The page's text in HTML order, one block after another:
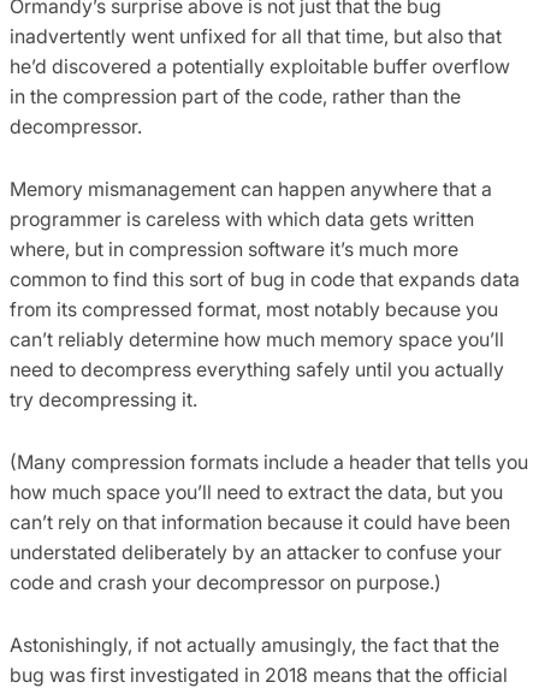
Ormandy’s surprise above is not just that the bug
inadvertently went unfixed for all that time, but also that
he’d discovered a potentially exploitable buffer overflow
in the compression part of the code, rather than the
decompressor.
Memory mismanagement can happen anywhere that a
programmer is careless with which data gets written
where, but in compression software it’s much more
common to find this sort of bug in code that expands data
from its compressed format, most notably because you
can’t reliably determine how much memory space you’ll
need to decompress everything safely until you actually
try decompressing it.
(Many compression formats include a header that tells you
how much space you’ll need to extract the data, but you
can’t rely on that information because it could have been
understated deliberately by an attacker to confuse your
code and crash your decompressor on purpose.)
Astonishingly, if not actually amusingly, the fact that the
bug was first investigated in 2018 means that the official